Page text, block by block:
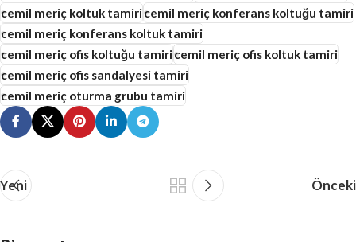
cemil meriç koltuk tamiricemil meriç konferans koltuğu tamiri
cemil meriç konferans koltuk tamiri
cemil meriç ofis koltuğu tamiricemil meriç ofis koltuk tamiri
cemil meriç ofis sandalyesi tamiri
cemil meriç oturma grubu tamiri
Yeni Önceki